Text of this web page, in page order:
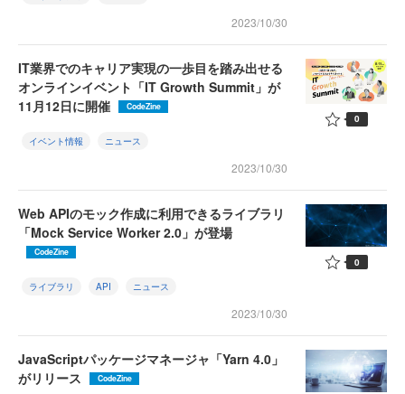
2023/10/30
IT業界でのキャリア実現の一歩目を踏み出せる
オンラインイベント「IT Growth Summit」が
11月12日に開催
CodeZine
イベント情報 ニュース
2023/10/30
0
Web APIのモック作成に利用できるライブラリ
「Mock Service Worker 2.0」が登場
CodeZine
ライブラリ API ニュース
2023/10/30
0
JavaScriptパッケージマネージャ「Yarn 4.0」
がリリース
CodeZine